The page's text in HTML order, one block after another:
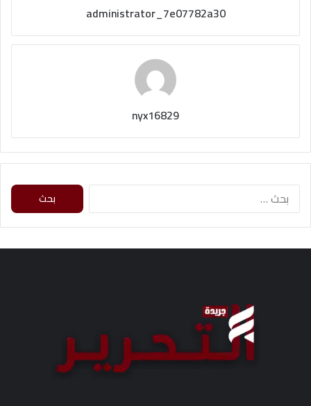
administrator_7e07782a30
nyx16829
ث